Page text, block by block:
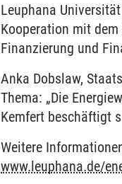
Leuphana
Kooperation mit
Finanzierung und
Anka Dobslaw,
Thema: „Die
Kemfert beschäftigt
Weitere
www.leuphana.de/